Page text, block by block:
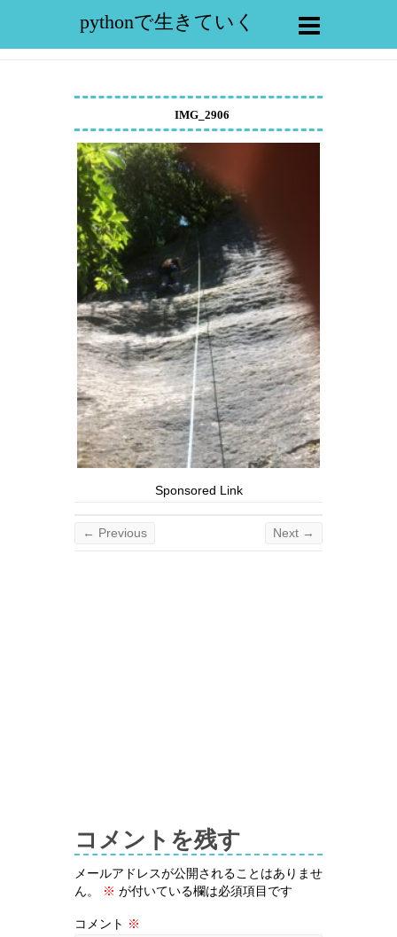
pythonで生きていく
IMG_2906
Sponsored Link
← Previous Next →
コメントを残す
メールアドレスが公開されることはありませ
ん。
※ が付いている欄は必須項目です
コメント ※